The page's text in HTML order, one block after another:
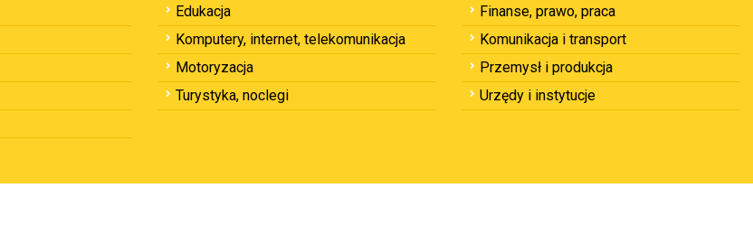
Edukacja
Finanse, prawo, praca
Komputery, internet, telekomunikacja
Komunikacja i transport
Motoryzacja
Przemysł i produkcja
Turystyka, noclegi
Urzędy i instytucje